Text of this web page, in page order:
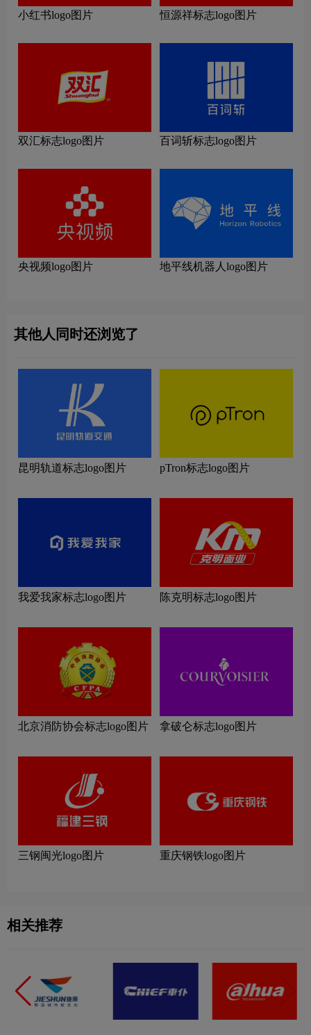
小红书logo图片 恒源祥标志logo图片
双汇标志logo图片 百词斩标志logo图片
央视频logo图片 地平线机器人logo图片
其他人同时还浏览了
昆明轨道标志logo图片 pTron标志logo图片
我爱我家标志logo图片 陈克明标志logo图片
北京消防协会标志logo图片 拿破仑标志logo图片
三钢闽光logo图片 重庆钢铁logo图片
相关推荐